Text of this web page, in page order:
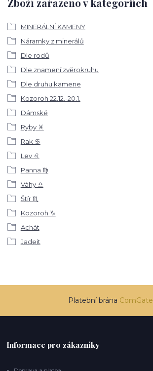
MINERÁLNÍ KAMENY
Náramky z minerálů
Dle rodů
Dle znamení zvěrokruhu
Dle druhu kamene
Kozoroh 22.12.-20.1.
Dámské
Ryby ♓
Rak ♋
Lev ♌
Panna ♍
Váhy ♎
Štír ♏
Kozoroh ♑
Achát
Jadeit
Platební brána ComGate
Informace pro zákazníky